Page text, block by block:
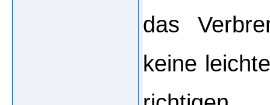
das
keine